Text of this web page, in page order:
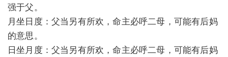
强于父。
月坐日度：父当另有所欢，命主必呼二母，可能有后妈
的意思。
日坐月度：父当另有所欢，命主必呼二母，可能有后妈